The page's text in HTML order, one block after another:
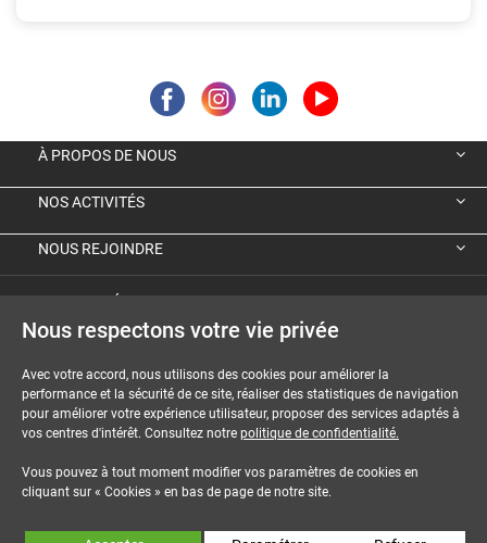
À PROPOS DE NOUS
NOS ACTIVITÉS
NOUS REJOINDRE
MENTIONS LÉGALES
CGU-CGV
COOKIES
NOUS CONTACTER
Nous respectons votre vie privée
Avec votre accord, nous utilisons des cookies pour améliorer la
performance et la sécurité de ce site, réaliser des statistiques de navigation
pour améliorer votre expérience utilisateur, proposer des services adaptés à
vos centres d'intérêt. Consultez notre politique de confidentialité.
Vous pouvez à tout moment modifier vos paramètres de cookies en
cliquant sur « Cookies » en bas de page de notre site.